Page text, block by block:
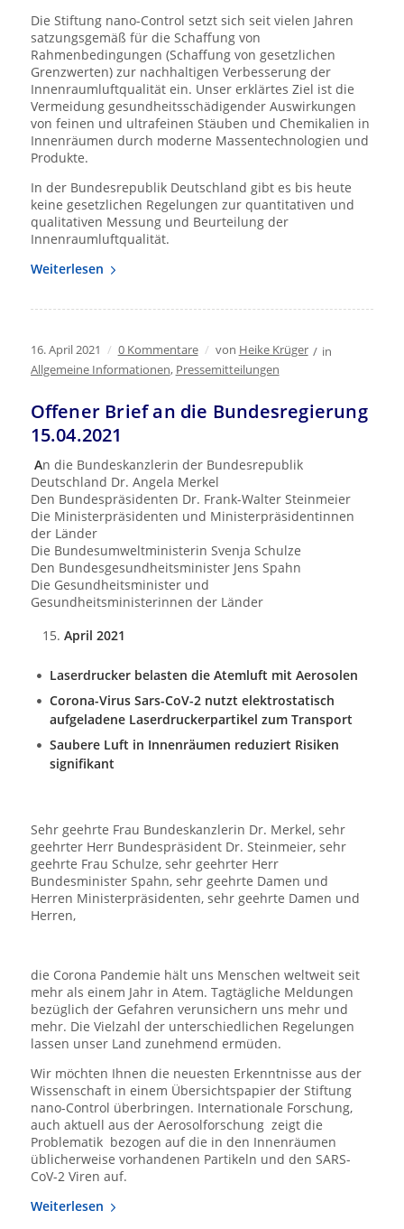
Die Stiftung nano-Control setzt sich seit vielen Jahren
satzungsgemäß für die Schaffung von
Rahmenbedingungen (Schaffung von gesetzlichen
Grenzwerten) zur nachhaltigen Verbesserung der
Innenraumluftqualität ein. Unser erklärtes Ziel ist die
Vermeidung gesundheitsschädigender Auswirkungen
von feinen und ultrafeinen Stäuben und Chemikalien in
Innenräumen durch moderne Massentechnologien und
Produkte.
In der Bundesrepublik Deutschland gibt es bis heute
keine gesetzlichen Regelungen zur quantitativen und
qualitativen Messung und Beurteilung der
Innenraumluftqualität.
Weiterlesen
16. April 2021 / 0 Kommentare / von Heike Krüger / in
Allgemeine Informationen, Pressemitteilungen
Offener Brief an die Bundesregierung
15.04.2021
An die Bundeskanzlerin der Bundesrepublik
Deutschland Dr. Angela Merkel
Den Bundespräsidenten Dr. Frank-Walter Steinmeier
Die Ministerpräsidenten und Ministerpräsidentinnen
der Länder
Die Bundesumweltministerin Svenja Schulze
Den Bundesgesundheitsminister Jens Spahn
Die Gesundheitsminister und
Gesundheitsministerinnen der Länder
April 2021
Laserdrucker belasten die Atemluft mit Aerosolen
Corona-Virus Sars-CoV-2 nutzt elektrostatisch
aufgeladene Laserdruckerpartikel zum Transport
Saubere Luft in Innenräumen reduziert Risiken
signifikant
Sehr geehrte Frau Bundeskanzlerin Dr. Merkel, sehr
geehrter Herr Bundespräsident Dr. Steinmeier, sehr
geehrte Frau Schulze, sehr geehrter Herr
Bundesminister Spahn, sehr geehrte Damen und
Herren Ministerpräsidenten, sehr geehrte Damen und
Herren,
die Corona Pandemie hält uns Menschen weltweit seit
mehr als einem Jahr in Atem. Tagtägliche Meldungen
bezüglich der Gefahren verunsichern uns mehr und
mehr. Die Vielzahl der unterschiedlichen Regelungen
lassen unser Land zunehmend ermüden.
Wir möchten Ihnen die neuesten Erkenntnisse aus der
Wissenschaft in einem Übersichtspapier der Stiftung
nano-Control überbringen. Internationale Forschung,
auch aktuell aus der Aerosolforschung zeigt die
Problematik bezogen auf die in den Innenräumen
üblicherweise vorhandenen Partikeln und den SARS-
CoV-2 Viren auf.
Weiterlesen